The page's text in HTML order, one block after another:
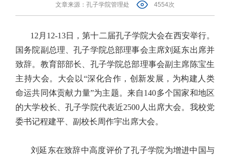
文章来源：孔子学院管理处 4554次
12月12-13日，第十二届孔子学院大会在西安举行。
国务院副总理、孔子学院总部理事会主席刘延东出席并
致辞。教育部部长、孔子学院总部理事会副主席陈宝生
主持大会。大会以“深化合作，创新发展，为构建人类
命运共同体贡献力量”为主题。来自140多个国家和地区
的大学校长、孔子学院代表近2500人出席大会。我校党
委书记程建平、副校长周作宇出席大会。
刘延东在致辞中高度评价了孔子学院为增进中国与